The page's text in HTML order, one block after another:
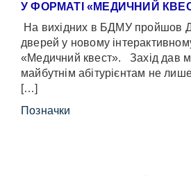
У ФОРМАТІ «МЕДИЧНИЙ
На вихідних в БДМУ пройшов
дверей у новому
«Медичний квест». Захід дав
майбутнім абітурієнтам не
[…]
Позначки